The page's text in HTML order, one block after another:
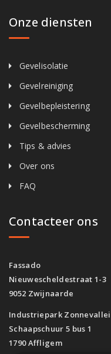
Onze diensten
Gevelisolatie
Gevelreiniging
Gevelbepleistering
Gevelbescherming
Tips & advies
Over ons
FAQ
Contacteer ons
Fassado
Nieuwescheldestraat 1-3
9052 Zwijnaarde
Industriepark Zonnevallei
Schaapschuur 5 bus 1
1790 Affligem